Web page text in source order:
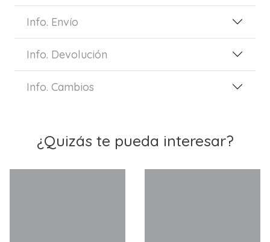
Info. Envío
Info. Devolución
Info. Cambios
¿Quizás te pueda interesar?